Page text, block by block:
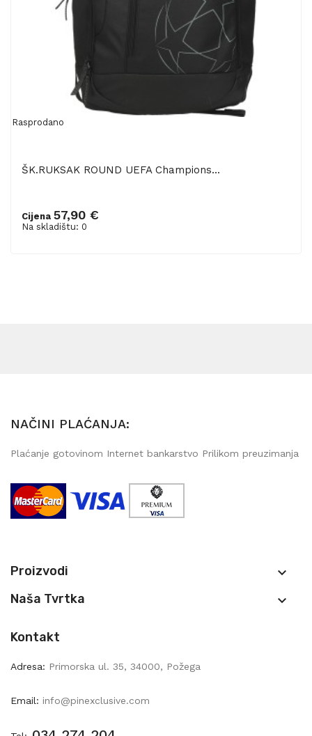
Rasprodano
ŠK.RUKSAK ROUND UEFA Champions...
Cijena 57,90 €
Na skladištu: 0
NAČINI PLAĆANJA:
Plaćanje gotovinom Internet bankarstvo Prilikom preuzimanja
Proizvodi 
Naša Tvrtka 
Kontakt
Adresa: Primorska ul. 35, 34000, Požega
Email: info@pinexclusive.com